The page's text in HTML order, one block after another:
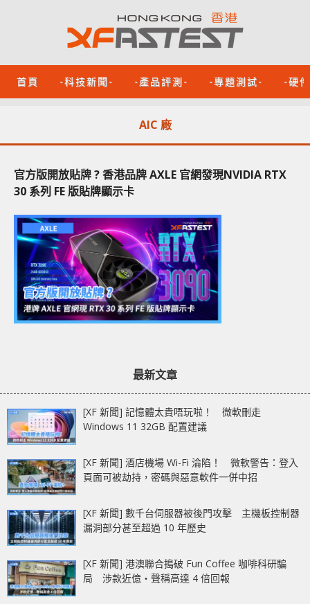
首頁 -科技新聞- -產品評測- -專題測試- -硬
AIC 廠
官方版開放貼牌 ? 香港品牌 AXLE 官網發現NVIDIA RTX
30 系列 FE 版貼牌顯示卡
最新文章
[XF 新聞] 記憶體太貴唔玩啦！ 微軟刪走
Windows 11 32GB 配置建議
[XF 新聞] 酒店機場 Wi-Fi 淪陷！ 微軟警告：登入
頁面可被劫持，密碼與惡意軟件一併中招
[XF 新聞] 數千台伺服器被後門攻擊 主機板控制器
漏洞部分甚至超過 10 年歷史
[XF 新聞] 港澳聯合搗破 Fun Coffee 咖啡科研騙
局 涉款近億‧聲稱高達 4 倍回報